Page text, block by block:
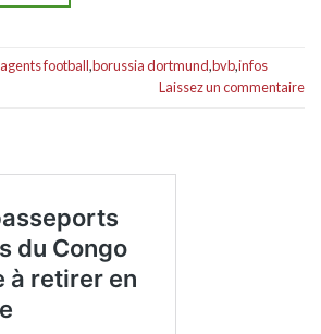
agents football,borussia dortmund,bvb,infos
Laissez un commentaire